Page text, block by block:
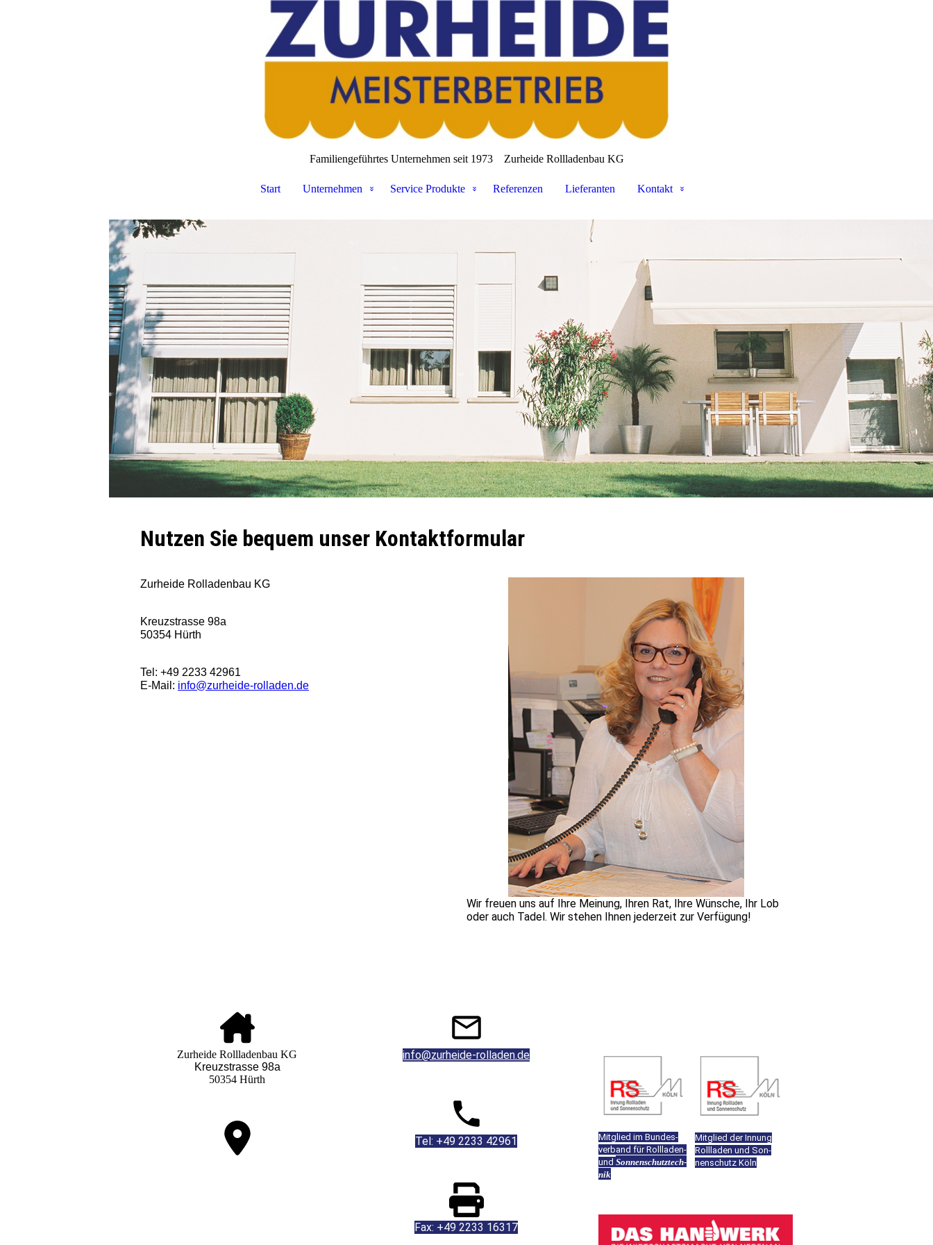
Familiengeführtes Unternehmen seit 1973 Zurheide Rollladenbau KG
Start Unternehmen Service Produkte Referenzen Lieferanten Kontakt
Nutzen Sie bequem unser Kontaktformular
Zurheide Rolladenbau KG
Kreuzstrasse 98a
50354 Hürth
Tel: +49 2233 42961
E-Mail: info@zurheide-rolladen.de
Wir freuen uns auf Ihre Meinung, Ihren Rat, Ihre Wünsche, Ihr Lob
oder auch Tadel. Wir stehen Ihnen jederzeit zur Verfügung!
Zurheide Rollladenbau KG
Kreuzstrasse 98a
50354 Hürth
info@zurheide-rolladen.de
Tel: +49 2233 42961
Fax: +49 2233 16317
Mitglied im Bun­des­
ver­band für Rollladen-
und Son­nen­schutz­tech­
nik
Mitglied der Innung
Rollladen und Son­
nen­schutz Köln